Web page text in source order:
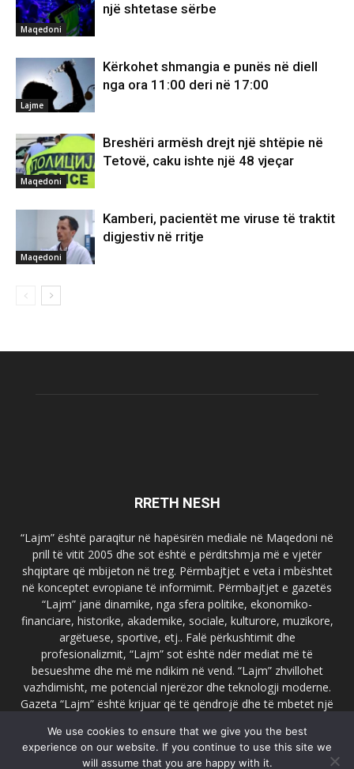
Maqedoni
një shtetase sërbe
Lajme
Kërkohet shmangia e punës në diell
nga ora 11:00 deri në 17:00
Maqedoni
Breshëri armësh drejt një shtëpie në
Tetovë, caku ishte një 48 vjeçar
Maqedoni
Kamberi, pacientët me viruse të traktit
digjestiv në rritje
RRETH NESH
“Lajm” është paraqitur në hapësirën mediale në Maqedoni në
prill të vitit 2005 dhe sot është e përditshmja më e vjetër
shqiptare që mbijeton në treg. Përmbajtjet e veta i mbështet
në konceptet evropiane të informimit. Përmbajtjet e gazetës
“Lajm” janë dinamike, nga sfera politike, ekonomiko-
financiare, historike, akademike, sociale, kulturore, muzikore,
argëtuese, sportive, etj.. Falë përkushtimit dhe
profesionalizmit, “Lajm” sot është ndër mediat më të
besueshme dhe më me ndikim në vend. “Lajm” zhvillohet
vazhdimisht, me potencial njerëzor dhe teknologji moderne.
Gazeta “Lajm” është krijuar që të qëndrojë dhe të mbetet një
faqja zyrtare e gazetës “Lajm”, www.lajmpress.org është një
ndër portalet më të njohur në Maqedoni.
We use cookies to ensure that we give you the best
experience on our website. If you continue to use this site we
will assume that you are happy with it.